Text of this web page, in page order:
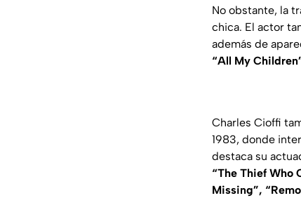
No obstante, la
chica. El actor
además de
“All My
Charles Cioffi
1983, donde
destaca su
“The Thief Who
Missing”,